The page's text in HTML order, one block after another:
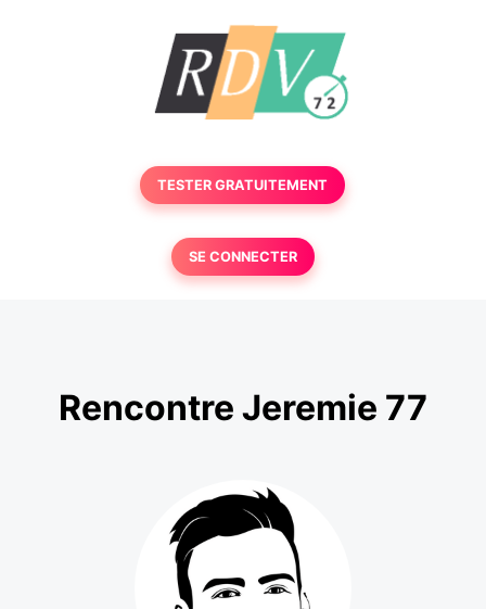
TESTER GRATUITEMENT
SE CONNECTER
Rencontre Jeremie 77